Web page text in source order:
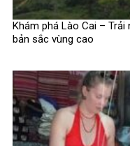
Khám phá Lào Cai –
bản sắc vùng cao